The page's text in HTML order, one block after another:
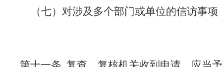
（七）对涉及多个部门或单位的信访事